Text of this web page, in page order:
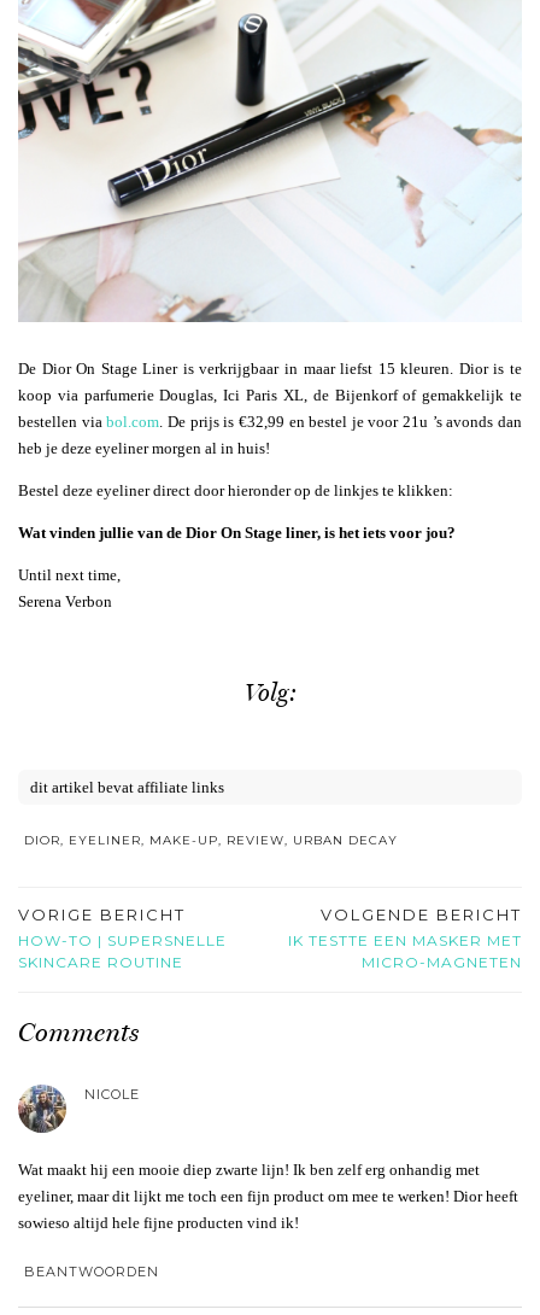
De Dior On Stage Liner is verkrijgbaar in maar liefst 15 kleuren. Dior is te
koop via parfumerie Douglas, Ici Paris XL, de Bijenkorf of gemakkelijk te
bestellen viabol.com. De prijs is €32,99 en bestel je voor 21u ’s avonds dan
heb je deze eyeliner morgen al in huis!
Bestel deze eyeliner direct door hieronder op de linkjes te klikken:
Wat vinden jullie van de Dior On Stage liner, is het iets voor jou?
Until next time,
Serena Verbon
Volg:
dit artikel bevat affiliate links
DIOR, EYELINER, MAKE-UP, REVIEW, URBAN DECAY
VORIGE BERICHT
HOW-TO | SUPERSNELLE
SKINCARE ROUTINE
VOLGENDE BERICHT
IK TESTTE EEN MASKER MET
MICRO-MAGNETEN
Comments
NICOLE
Wat maakt hij een mooie diep zwarte lijn! Ik ben zelf erg onhandig met
eyeliner, maar dit lijkt me toch een fijn product om mee te werken! Dior heeft
sowieso altijd hele fijne producten vind ik!
BEANTWOORDEN